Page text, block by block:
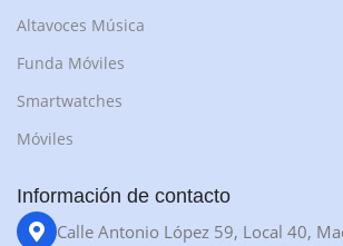
Altavoces Música
Funda Móviles
Smartwatches
Móviles
Información de contacto
Calle Antonio López 59, Local 40,